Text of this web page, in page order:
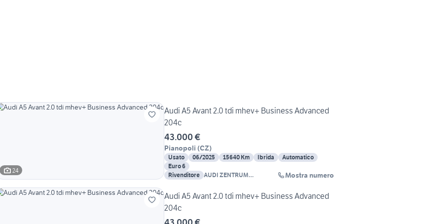
24
Audi A5 Avant 2.0 tdi mhev+ Business Advanced
204c
43.000 €
Pianopoli (CZ)
Usato 06/2025 15640 Km Ibrida
Automatico
Euro 6
Rivenditore AUDI ZENTRUM
Mostra numero
Audi A5 Avant 2.0 tdi mhev+ Business Advanced
204c